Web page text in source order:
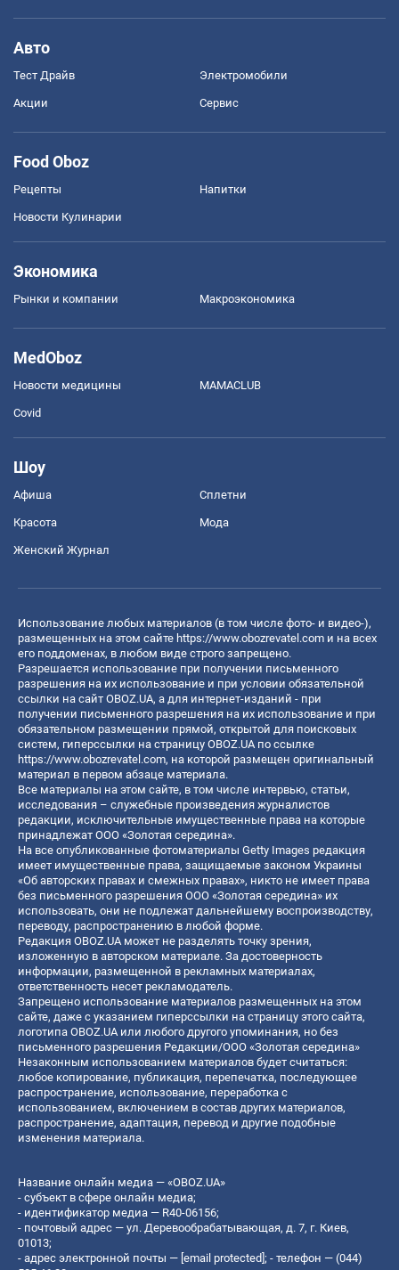
Авто
Тест Драйв Электромобили
Акции Сервис
Food Oboz
Рецепты Напитки
Новости Кулинарии
Экономика
Рынки и компании Mакроэкономика
MedOboz
Новости медицины MAMACLUB
Covid
Шоу
Афиша Сплетни
Красота Мода
Женский Журнал
Использование любых материалов (в том числе фото- и видео-),
размещенных на этом сайте https://www.obozrevatel.com и на всех
его поддоменах, в любом виде строго запрещено.
Разрешается использование при получении письменного
разрешения на их использование и при условии обязательной
ссылки на сайт OBOZ.UA, а для интернет-изданий - при
получении письменного разрешения на их использование и при
обязательном размещении прямой, открытой для поисковых
систем, гиперссылки на страницу OBOZ.UA по ссылке
https://www.obozrevatel.com, на которой размещен оригинальный
материал в первом абзаце материала.
Все материалы на этом сайте, в том числе интервью, статьи,
исследования – служебные произведения журналистов
редакции, исключительные имущественные права на которые
принадлежат ООО «Золотая середина».
На все опубликованные фотоматериалы Getty Images редакция
имеет имущественные права, защищаемые законом Украины
«Об авторских правах и смежных правах», никто не имеет права
без письменного разрешения ООО «Золотая середина» их
использовать, они не подлежат дальнейшему воспроизводству,
переводу, распространению в любой форме.
Редакция OBOZ.UA может не разделять точку зрения,
изложенную в авторском материале. За достоверность
информации, размещенной в рекламных материалах,
ответственность несет рекламодатель.
Запрещено использование материалов размещенных на этом
сайте, даже с указанием гиперссылки на страницу этого сайта,
логотипа OBOZ.UA или любого другого упоминания, но без
письменного разрешения Редакции/ООО «Золотая середина»
Незаконным использованием материалов будет считаться:
любое копирование, публикация, перепечатка, последующее
распространение, использование, переработка с
использованием, включением в состав других материалов,
распространение, адаптация, перевод и другие подобные
изменения материала.
Название онлайн медиа — «OBOZ.UA»
- субъект в сфере онлайн медиа;
- идентификатор медиа — R40-06156;
- почтовый адрес — ул. Деревообрабатывающая, д. 7, г. Киев,
01013;
- адрес электронной почты — [email protected]; - телефон — (044)